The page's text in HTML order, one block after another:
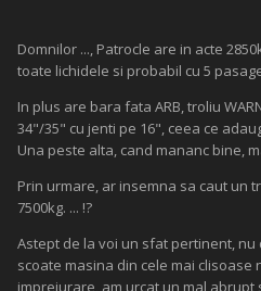
Domnilor ..., Patrocle are in acte
toate lichidele si probabil cu 5
In plus are bara fata ARB, troliu
34"/35" cu jenti pe 16", ceea ce
Una peste alta, cand mananc bine,
Prin urmare, ar insemna sa caut un
7500kg. ... !?
Astept de la voi un sfat pertinent,
scoate masina din cele mai
imprejurare, am urcat un mal abrupt